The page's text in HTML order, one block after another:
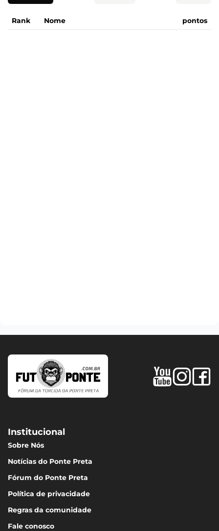
Rank Nome pontos
Institucional
Sobre Nós
Notícias do Ponte Preta
Fórum do Ponte Preta
Política de privacidade
Regras da comunidade
Fale conosco